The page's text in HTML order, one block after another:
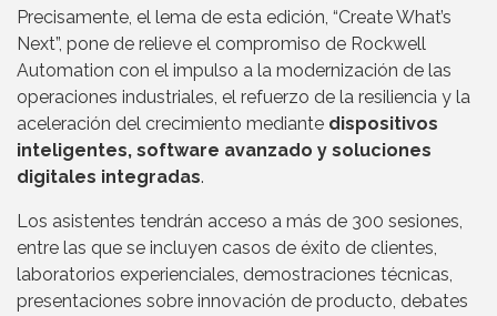
Precisamente, el lema de esta edición, “Create What’s
Next”, pone de relieve el compromiso de Rockwell
Automation con el impulso a la modernización de las
operaciones industriales, el refuerzo de la resiliencia y la
aceleración del crecimiento mediante dispositivos
inteligentes, software avanzado y soluciones
digitales integradas.
Los asistentes tendrán acceso a más de 300 sesiones,
entre las que se incluyen casos de éxito de clientes,
laboratorios experienciales, demostraciones técnicas,
presentaciones sobre innovación de producto, debates